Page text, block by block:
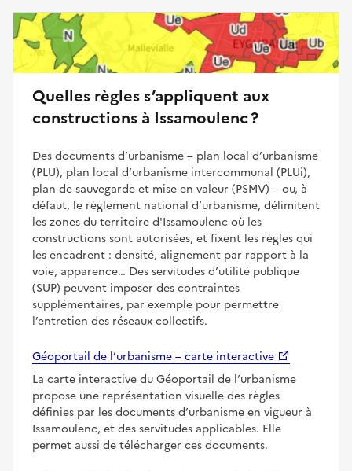
Quelles règles s’appliquent aux
constructions à Issamoulenc ?
Des documents d’urbanisme – plan local d’urbanisme
(PLU), plan local d’urbanisme intercommunal (PLUi),
plan de sauvegarde et mise en valeur (PSMV) – ou, à
défaut, le règlement national d’urbanisme, délimitent
les zones du territoire d'Issamoulenc où les
constructions sont autorisées, et fixent les règles qui
les encadrent : densité, alignement par rapport à la
voie, apparence… Des servitudes d’utilité publique
(SUP) peuvent imposer des contraintes
supplémentaires, par exemple pour permettre
l’entretien des réseaux collectifs.
Géoportail de l’urbanisme – carte interactive
La carte interactive du Géoportail de l’urbanisme
propose une représentation visuelle des règles
définies par les documents d’urbanisme en vigueur à
Issamoulenc, et des servitudes applicables. Elle
permet aussi de télécharger ces documents.